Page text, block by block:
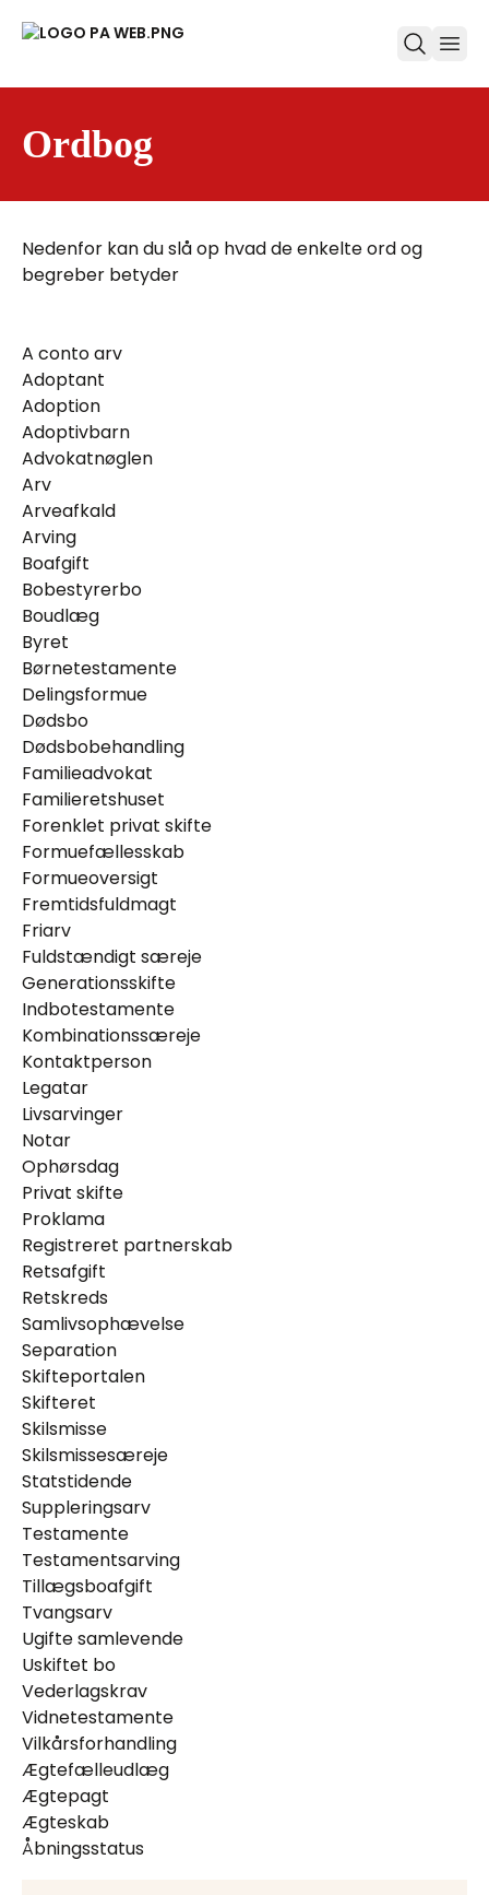
open
Ordbog
Nedenfor kan du slå op hvad de enkelte ord og
begreber betyder
A conto arv
Adoptant
Adoption
Adoptivbarn
Advokatnøglen
Arv
Arveafkald
Arving
Boafgift
Bobestyrerbo
Boudlæg
Byret
Børnetestamente
Delingsformue
Dødsbo
Dødsbobehandling
Familieadvokat
Familieretshuset
Forenklet privat skifte
Formuefællesskab
Formueoversigt
Fremtidsfuldmagt
Friarv
Fuldstændigt særeje
Generationsskifte
Indbotestamente
Kombinationssæreje
Kontaktperson
Legatar
Livsarvinger
Notar
Ophørsdag
Privat skifte
Proklama
Registreret partnerskab
Retsafgift
Retskreds
Samlivsophævelse
Separation
Skifteportalen
Skifteret
Skilsmisse
Skilsmissesæreje
Statstidende
Suppleringsarv
Testamente
Testamentsarving
Tillægsboafgift
Tvangsarv
Ugifte samlevende
Uskiftet bo
Vederlagskrav
Vidnetestamente
Vilkårsforhandling
Ægtefælleudlæg
Ægtepagt
Ægteskab
Åbningsstatus